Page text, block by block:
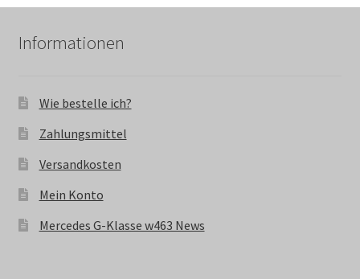
Informationen
Wie bestelle ich?
Zahlungsmittel
Versandkosten
Mein Konto
Mercedes G-Klasse w463 News